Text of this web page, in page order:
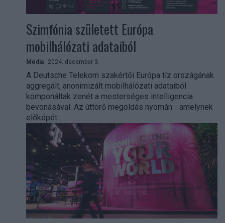
Szimfónia született Európa
mobilhálózati adataiból
Média 2024. december 3.
A Deutsche Telekom szakértői Európa tíz országának
aggregált, anonimizált mobilhálózati adataiból
komponáltak zenét a mesterséges intelligencia
bevonásával. Az úttörő megoldás nyomán - amelynek
előképét...